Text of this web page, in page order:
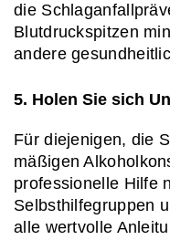
die
Blutdruckspitzen
andere
5. Holen Sie sich
Für diejenigen, die
mäßigen
professionelle Hilfe
Selbsthilfegruppen
alle wertvolle